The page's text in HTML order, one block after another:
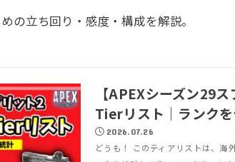
の立ち回り・感度・構成を解説。
【APEXシーズン29
Tierリスト｜ランク
2026.07.26
どうも！ このティアリストは、海